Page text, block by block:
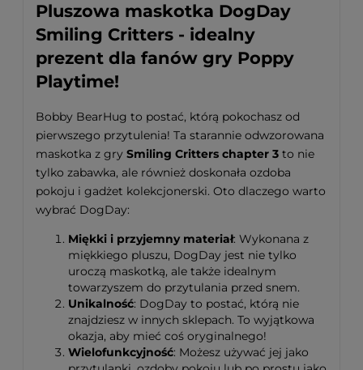
Pluszowa maskotka DogDay
Smiling Critters - idealny
prezent dla fanów gry Poppy
Playtime!
Bobby BearHug to postać, którą pokochasz od
pierwszego przytulenia! Ta starannie odwzorowana
maskotka z gry Smiling Critters chapter 3 to nie
tylko zabawka, ale również doskonała ozdoba
pokoju i gadżet kolekcjonerski. Oto dlaczego warto
wybrać DogDay:
Miękki i przyjemny materiał: Wykonana z
miękkiego pluszu, DogDay jest nie tylko
uroczą maskotką, ale także idealnym
towarzyszem do przytulania przed snem.
Unikalność: DogDay to postać, którą nie
znajdziesz w innych sklepach. To wyjątkowa
okazja, aby mieć coś oryginalnego!
Wielofunkcyjność: Możesz używać jej jako